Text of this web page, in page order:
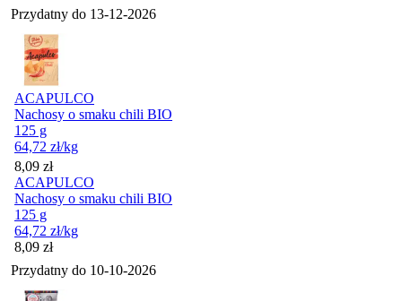
Przydatny do 13-12-2026
ACAPULCO
Nachosy o smaku chili BIO
125 g
64,72 zł/kg
Cena
8,09 zł
ACAPULCO
Nachosy o smaku chili BIO
125 g
64,72 zł/kg
Cena
8,09 zł
Przydatny do 10-10-2026